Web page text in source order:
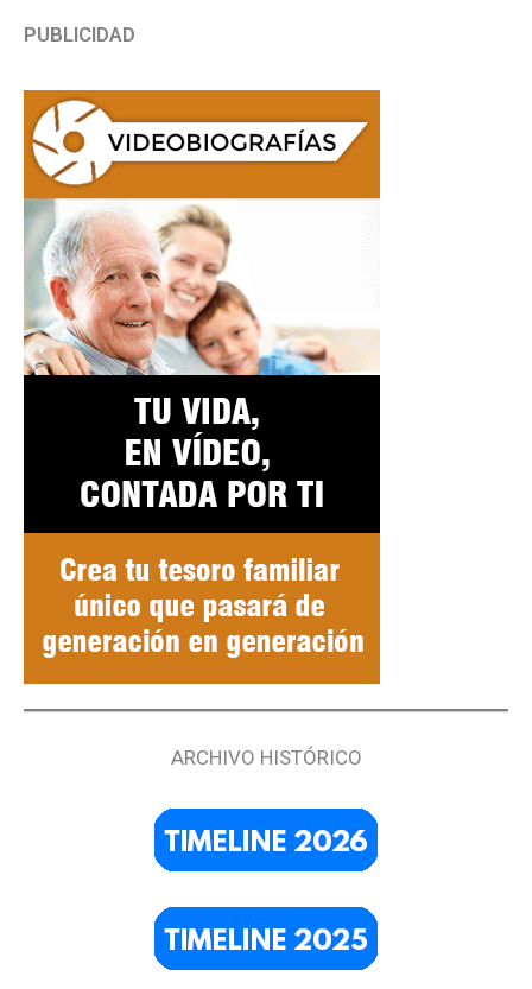
PUBLICIDAD
ARCHIVO HISTÓRICO